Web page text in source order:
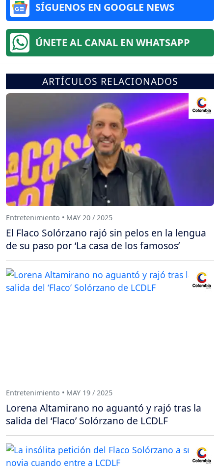
SÍGUENOS EN GOOGLE NEWS
ÚNETE AL CANAL EN WHATSAPP
ARTÍCULOS RELACIONADOS
Entretenimiento • MAY 20 / 2025
El Flaco Solórzano rajó sin pelos en la lengua
de su paso por ‘La casa de los famosos’
Entretenimiento • MAY 19 / 2025
Lorena Altamirano no aguantó y rajó tras la
salida del ‘Flaco’ Solórzano de LCDLF